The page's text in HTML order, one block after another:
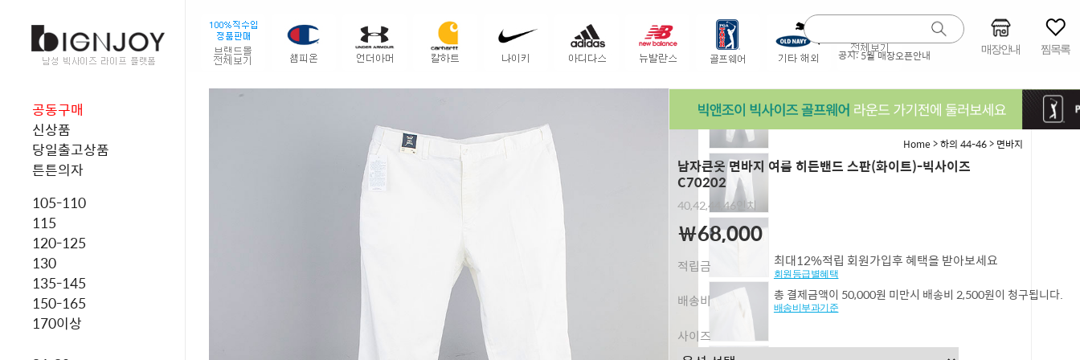
공지:5월 매장오픈안내 매장안내 찜목록
공동구매
신상품
당일출고상품
튼튼의자
105-110
115
120-125
130
135-145
150-165
170이상
Home>하의 44-46> 면바지
남자큰옷 면바지 여름 히든밴드 스판(화이트)-빅사이즈
C70202
40,42,44,46인치
￦68,000
적립금 최대12%적립 회원가입후 혜택을 받아보세요
회원등급별혜택
배송비 총 결제금액이 50,000원 미만시 배송비 2,500원이 청구됩니다.
배송비부과기준
사이즈